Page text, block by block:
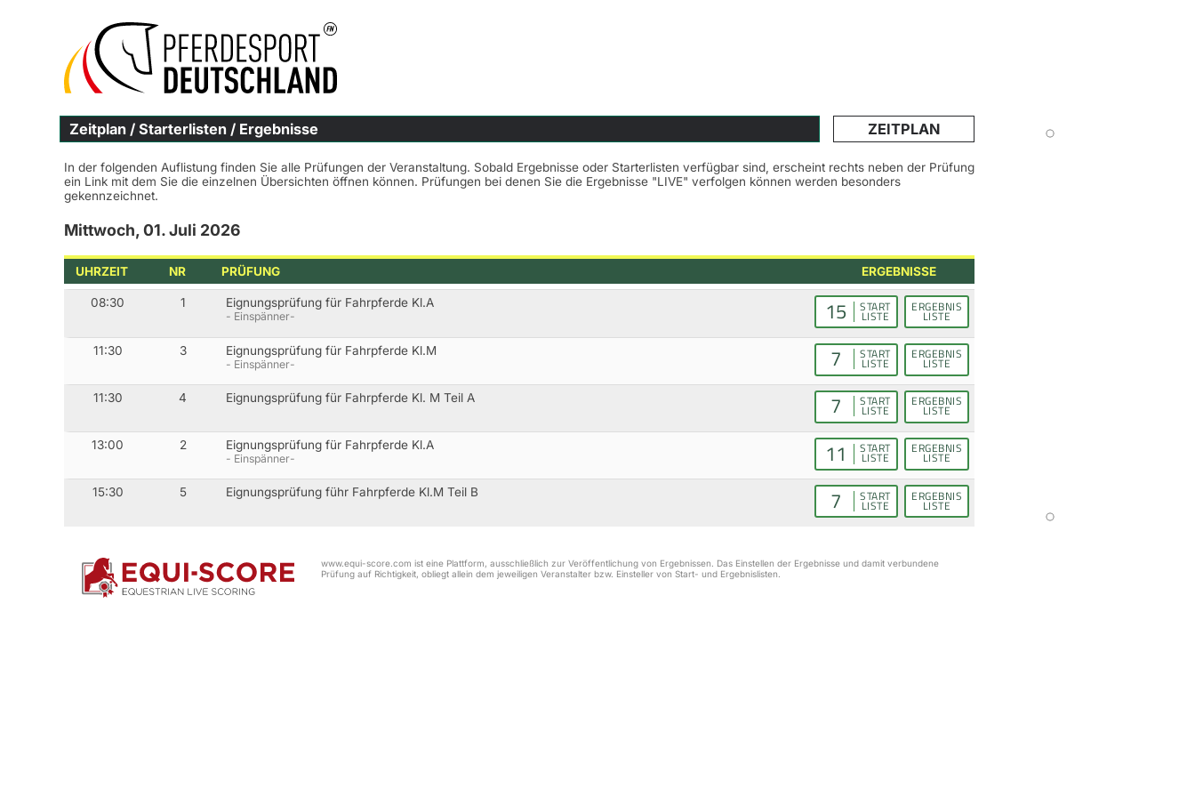
Zeitplan / Starterlisten / Ergebnisse ZEITPLAN
In der folgenden Auflistung finden Sie alle Prüfungen der Veranstaltung. Sobald Ergebnisse oder Starterlisten verfügbar sind, erscheint rechts neben der Prüfung
ein Link mit dem Sie die einzelnen Übersichten öffnen können. Prüfungen bei denen Sie die Ergebnisse "LIVE" verfolgen können werden besonders
gekennzeichnet.
Mittwoch, 01. Juli 2026
UHRZEIT NR PRÜFUNG ERGEBNISSE
08:30 1 Eignungsprüfung für Fahrpferde Kl.A
- Einspänner- 15 START
LISTE
ERGEBNIS
LISTE
11:30 3 Eignungsprüfung für Fahrpferde Kl.M
- Einspänner- 7 START
LISTE
ERGEBNIS
LISTE
11:30 4 Eignungsprüfung für Fahrpferde Kl. M Teil A 7 START
LISTE
ERGEBNIS
LISTE
13:00 2 Eignungsprüfung für Fahrpferde Kl.A
- Einspänner- 11 START
LISTE
ERGEBNIS
LISTE
15:30 5 Eignungsprüfung führ Fahrpferde Kl.M Teil B 7 START
LISTE
ERGEBNIS
LISTE
www.equi-score.com ist eine Plattform, ausschließlich zur Veröffentlichung von Ergebnissen. Das Einstellen der Ergebnisse und damit verbundene
Prüfung auf Richtigkeit, obliegt allein dem jeweiligen Veranstalter bzw. Einsteller von Start- und Ergebnislisten.